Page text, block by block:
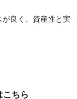
良く、資産性と実
こちら